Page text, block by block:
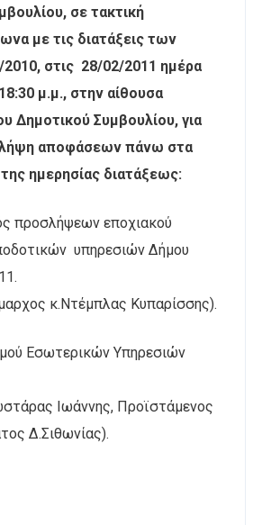
σε τακτική
με τις διατάξεις των
στις 28/02/2011 ημέρα
μ.μ., στην αίθουσα
Δημοτικού Συμβουλίου, για
λήψη αποφάσεων πάνω στα
ημερησίας διατάξεως:
προσλήψεων εποχιακού
υπηρεσιών Δήμου
κ.Ντέμπλας Κυπαρίσσης).
Εσωτερικών Υπηρεσιών
Ιωάννης, Προϊστάμενος
Δ.Σιθωνίας).